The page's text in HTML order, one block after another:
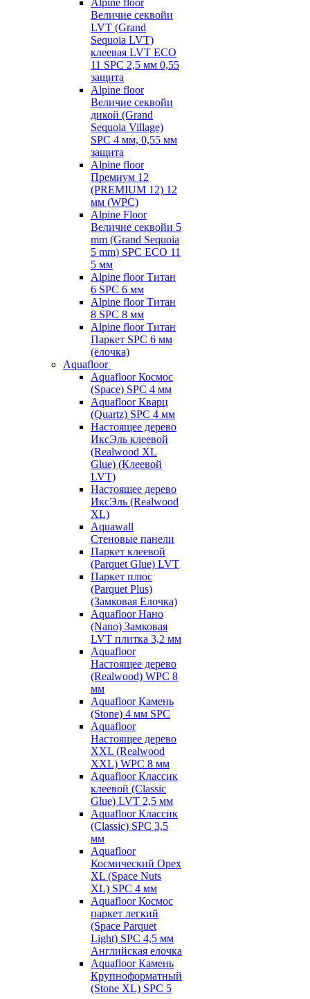
Alpine floor
Величие секвойи
LVT (Grand
Sequoia LVT)
клеевая LVT ECO
11 SPC 2,5 мм 0,55
защита
Alpine floor
Величие секвойи
дикой (Grand
Sequoia Village)
SPC 4 мм, 0,55 мм
защита
Alpine floor
Премиум 12
(PREMIUM 12) 12
мм (WPC)
Alpine Floor
Величие секвойи 5
mm (Grand Sequoia
5 mm) SPC ECO 11
5 мм
Alpine floor Титан
6 SPC 6 мм
Alpine floor Титан
8 SPC 8 мм
Alpine floor Титан
Паркет SPC 6 мм
(ёлочка)
Aquafloor
Aquafloor Космос
(Space) SPC 4 мм
Aquafloor Кварц
(Quartz) SPC 4 мм
Настоящее дерево
ИксЭль клеевой
(Realwood XL
Glue) (Клеевой
LVT)
Настоящее дерево
ИксЭль (Realwood
XL)
Aquawall
Стеновые панели
Паркет клеевой
(Parquet Glue) LVT
Паркет плюс
(Parquet Plus)
(Замковая Елочка)
Aquafloor Нано
(Nano) Замковая
LVT плитка 3,2 мм
Aquafloor
Настоящее дерево
(Realwood) WPC 8
мм
Aquafloor Камень
(Stone) 4 мм SPC
Aquafloor
Настоящее дерево
XXL (Realwood
XXL) WPC 8 мм
Aquafloor Классик
клеевой (Classic
Glue) LVT 2,5 мм
Aquafloor Классик
(Classic) SPC 3,5
мм
Aquafloor
Космический Орех
XL (Space Nuts
XL) SPC 4 мм
Aquafloor Космос
паркет легкий
(Space Parquet
Light) SPC 4,5 мм
Английская елочка
Aquafloor Камень
Крупноформатный
(Stone XL) SPC 5